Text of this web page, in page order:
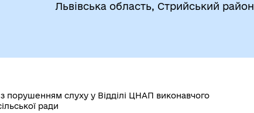
Львівська область, Стрийський район
порушенням слуху у Відділі ЦНАП виконавчого
ради